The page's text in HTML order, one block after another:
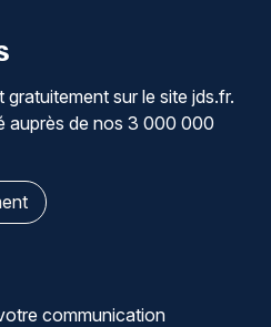
sur le site jds.fr.
auprès de nos 3 000 000
communication